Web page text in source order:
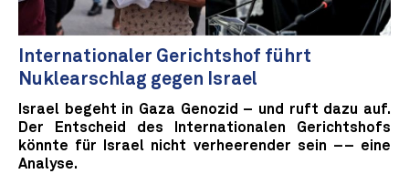
Internationaler Gerichtshof führt
Nuklearschlag gegen Israel
Israel begeht in Gaza Genozid – und ruft dazu auf.
Der Entscheid des Internationalen Gerichtshofs
könnte für Israel nicht verheerender sein –– eine
Analyse.